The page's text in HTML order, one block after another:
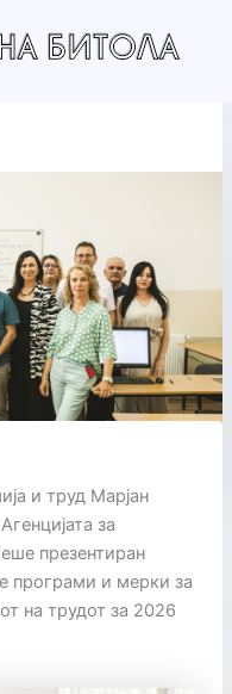
и труд Марјан
за
презентиран
програми и мерки за
на трудот за 2026